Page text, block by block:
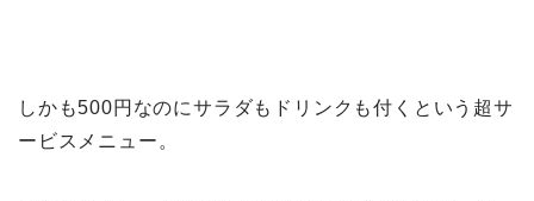
しかも500円なのにサラダもドリンクも付くという超サ
ービスメニュー。